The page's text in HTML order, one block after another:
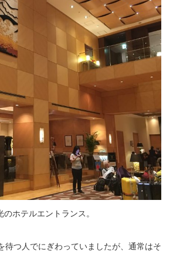
ホテルエントランス。
待つ人でにぎわっていましたが、通常はそ